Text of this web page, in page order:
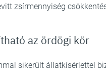
zsírmennyiség
az ördögi kör
sikerült állatkísérlettel